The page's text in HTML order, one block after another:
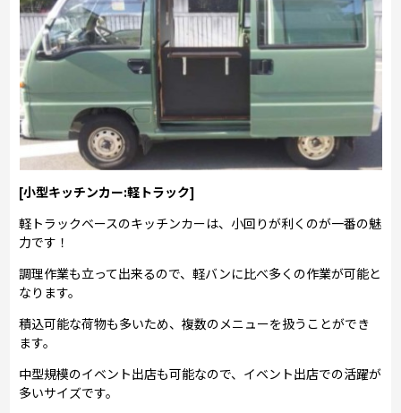
[小型キッチンカー:軽トラック]
軽トラックベースのキッチンカーは、小回りが利くのが一番の魅
力です！
調理作業も立って出来るので、軽バンに比べ多くの作業が可能と
なります。
積込可能な荷物も多いため、複数のメニューを扱うことができ
ます。
中型規模のイベント出店も可能なので、イベント出店での活躍が
多いサイズです。